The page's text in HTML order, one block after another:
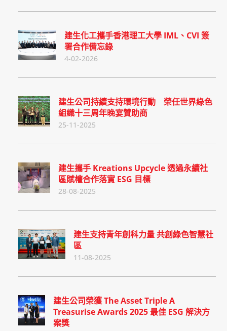
建生化工攜手香港理工大學 IML、CVI 簽
署合作備忘錄
4-02-2026
建生公司持續支持環境行動 榮任世界綠色
組織十三周年晚宴贊助商
25-11-2025
建生攜手 Kreations Upcycle 透過永續社
區賦權合作落實 ESG 目標
28-08-2025
建生支持青年創科力量 共創綠色智慧社
區
11-08-2025
建生公司榮獲 The Asset Triple A
Treasurise Awards 2025 最佳 ESG 解決方
案獎